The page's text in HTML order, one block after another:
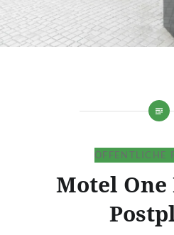
ÖFFENTLICHE
Motel One